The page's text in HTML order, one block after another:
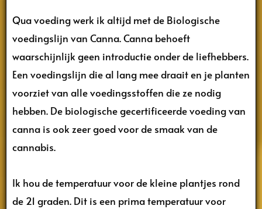
Qua voeding werk ik altijd met de Biologische
voedingslijn van Canna. Canna behoeft
waarschijnlijk geen introductie onder de liefhebbers.
Een voedingslijn die al lang mee draait en je planten
voorziet van alle voedingsstoffen die ze nodig
hebben. De biologische gecertificeerde voeding van
canna is ook zeer goed voor de smaak van de
cannabis.
Ik hou de temperatuur voor de kleine plantjes rond
de 21 graden. Dit is een prima temperatuur voor